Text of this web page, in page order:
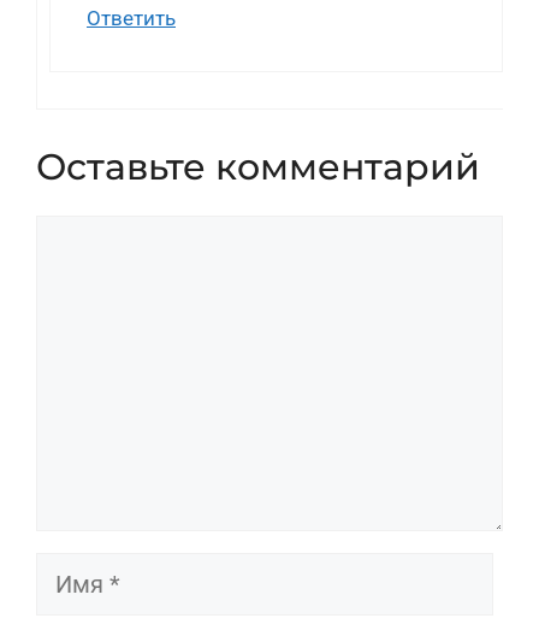
Ответить
Оставьте комментарий
Имя